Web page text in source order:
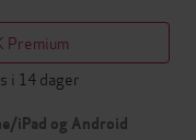
Premium
i 14 dager
iPad og Android